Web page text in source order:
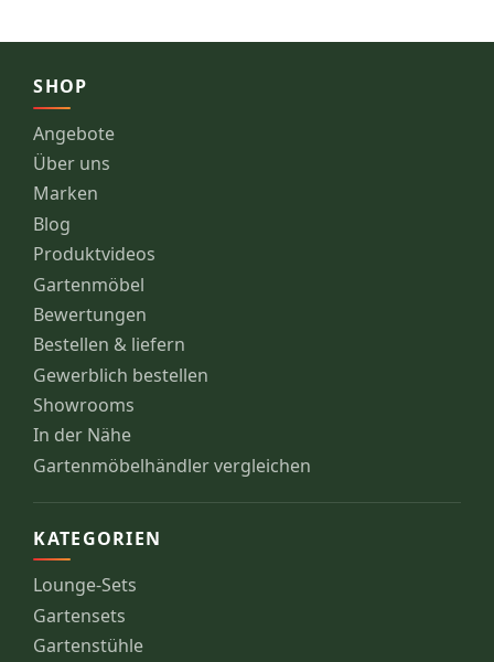
SHOP
Angebote
Über uns
Marken
Blog
Produktvideos
Gartenmöbel
Bewertungen
Bestellen & liefern
Gewerblich bestellen
Showrooms
In der Nähe
Gartenmöbelhändler vergleichen
KATEGORIEN
Lounge-Sets
Gartensets
Gartenstühle